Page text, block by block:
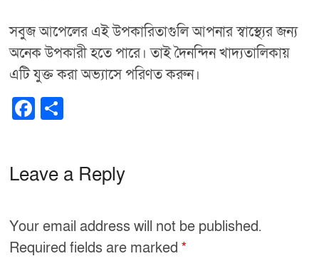
সবুজ আপেলের এই উপকারিতাগুলি আপনার স্বাস্থ্যের জন্য
অনেক উপকারী হতে পারে। তাই দৈনন্দিন খাদ্যতালিকায়
এটি যুক্ত করা অভ্যাসে পরিণত করুন।
F
e
o
o
e
Leave a Reply
Your email address will not be published.
Required fields are marked*